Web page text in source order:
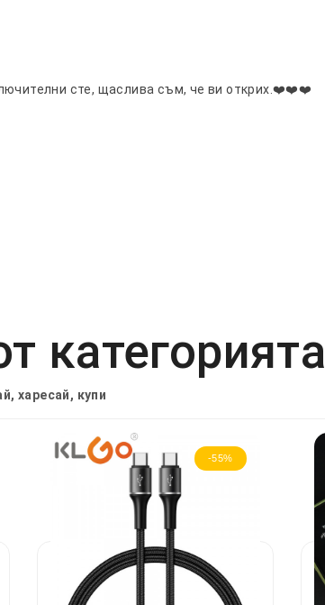
сте, щаслива съм, че ви открих.❤️❤️❤️
категорията
харесай, купи
-55%